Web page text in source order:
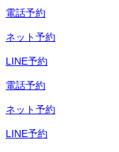
電話予約
ネット予約
LINE予約
電話予約
ネット予約
LINE予約